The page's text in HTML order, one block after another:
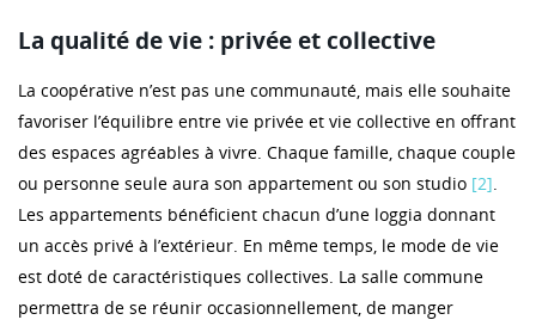
La qualité de vie : privée et collective
La coopérative n’est pas une communauté, mais elle souhaite
favoriser l’équilibre entre vie privée et vie collective en offrant
des espaces agréables à vivre. Chaque famille, chaque couple
ou personne seule aura son appartement ou son studio [2].
Les appartements bénéficient chacun d’une loggia donnant
un accès privé à l’extérieur. En même temps, le mode de vie
est doté de caractéristiques collectives. La salle commune
permettra de se réunir occasionnellement, de manger